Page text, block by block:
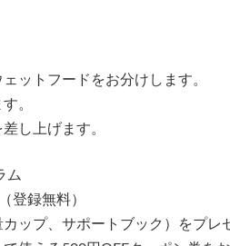
ットフードをお分けします。
。
し上げます。
ム
登録無料）
ップ、サポートブック）をプレ